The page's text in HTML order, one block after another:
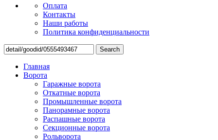
Оплата
Контакты
Наши работы
Политика конфиденциальности
Search
Главная
Ворота
Гаражные ворота
Откатные ворота
Промышленные ворота
Панорамные ворота
Распашные ворота
Секционные ворота
Рольворота